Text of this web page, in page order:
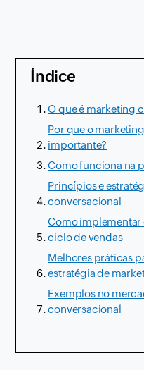
Índice
O que é marketing
Por que o
importante?
Como funciona na
Princípios e
conversacional
Como implementar
ciclo de vendas
Melhores práticas
estratégia de
Exemplos no
conversacional